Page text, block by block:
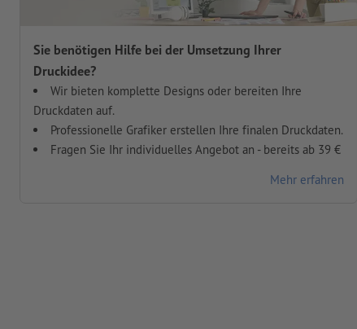
Sie benötigen Hilfe bei der Umsetzung Ihrer
Druckidee?
Wir bieten komplette Designs oder bereiten Ihre
Druckdaten auf.
Professionelle Grafiker erstellen Ihre finalen Druckdaten.
Fragen Sie Ihr individuelles Angebot an - bereits ab 39 €
Mehr erfahren